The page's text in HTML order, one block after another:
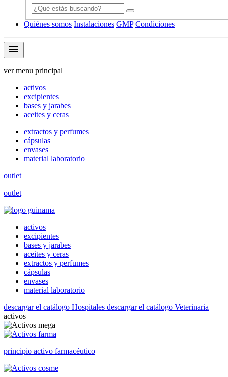
Quiénes somos Instalaciones GMP Condiciones
menu
ver menu principal
activos
excipientes
bases y jarabes
aceites y ceras
extractos y perfumes
cápsulas
envases
material laboratorio
outlet
outlet
activos
excipientes
bases y jarabes
aceites y ceras
extractos y perfumes
cápsulas
envases
material laboratorio
descargar el catálogo Hospitales descargar el catálogo Veterinaria
activos
principio activo farmacéutico